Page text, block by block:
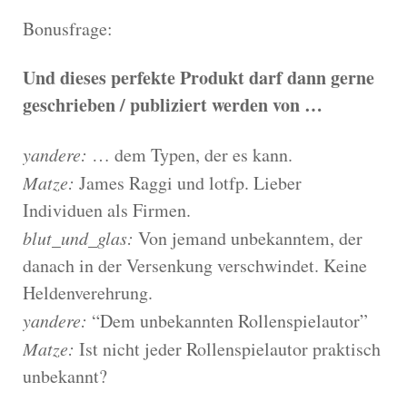
Bonusfrage:
Und dieses perfekte Produkt darf dann gerne
geschrieben / publiziert werden von …
yandere: … dem Typen, der es kann.
Matze: James Raggi und lotfp. Lieber
Individuen als Firmen.
blut_und_glas: Von jemand unbekanntem, der
danach in der Versenkung verschwindet. Keine
Heldenverehrung.
yandere: “Dem unbekannten Rollenspielautor”
Matze: Ist nicht jeder Rollenspielautor praktisch
unbekannt?